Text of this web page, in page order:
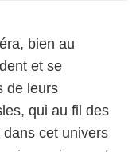
bien au
et se
de leurs
qui au fil des
cet univers